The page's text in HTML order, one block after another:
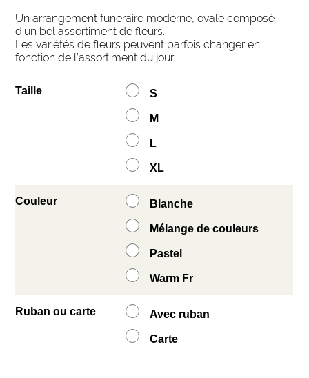
Un arrangement funéraire moderne, ovale composé
d’un bel assortiment de fleurs.
Les variétés de fleurs peuvent parfois changer en
fonction de l’assortiment du jour.
Taille S
M
L
XL
Couleur Blanche
Mélange de couleurs
Pastel
Warm Fr
Ruban ou carte Avec ruban
Carte